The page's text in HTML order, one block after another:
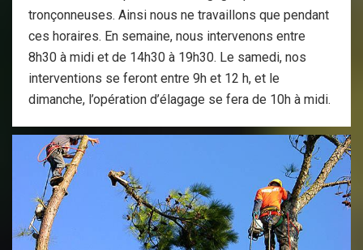
tronçonneuses. Ainsi nous ne travaillons que pendant
ces horaires. En semaine, nous intervenons entre
8h30 à midi et de 14h30 à 19h30. Le samedi, nos
interventions se feront entre 9h et 12 h, et le
dimanche, l’opération d’élagage se fera de 10h à midi.